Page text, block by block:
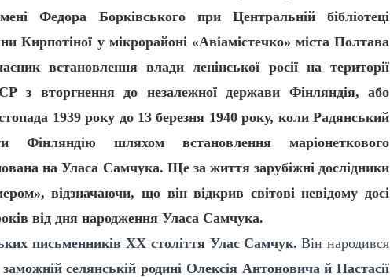
Федора Борківського при Центральній бібліотеці
Кирпотіної у мікрорайоні «Авіамістечко» міста Полтава
встановлення влади ленінської росії на території
з вторгнення до незалежної держави Фінляндія, або
1939 року до 13 березня 1940 року, коли Радянський
шляхом встановлення маріонеткового
на Уласа Самчука. Ще за життя зарубіжні дослідники
відзначаючи, що він відкрив світові невідому досі
від дня народження Уласа Самчука.
письменників XX століття Улас Самчук. Він народився
селянській родині Олексія Антоновича й Настасії